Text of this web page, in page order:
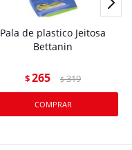
Pala de plastico Jeitosa
Bettanin
$265 $ 319